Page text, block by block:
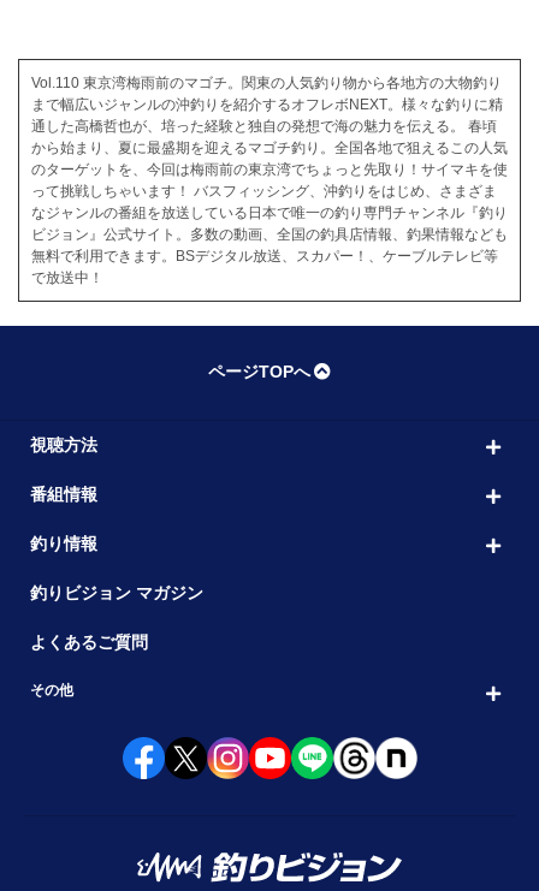
Vol.110 東京湾梅雨前のマゴチ。関東の人気釣り物から各地方の大物釣り
まで幅広いジャンルの沖釣りを紹介するオフレボNEXT。様々な釣りに精
通した高橋哲也が、培った経験と独自の発想で海の魅力を伝える。 春頃
から始まり、夏に最盛期を迎えるマゴチ釣り。全国各地で狙えるこの人気
のターゲットを、今回は梅雨前の東京湾でちょっと先取り！サイマキを使
って挑戦しちゃいます！ バスフィッシング、沖釣りをはじめ、さまざま
なジャンルの番組を放送している日本で唯一の釣り専門チャンネル『釣り
ビジョン』公式サイト。多数の動画、全国の釣具店情報、釣果情報なども
無料で利用できます。BSデジタル放送、スカパー！、ケーブルテレビ等
で放送中！
ページTOPへ
視聴方法
番組情報
釣り情報
釣りビジョン マガジン
よくあるご質問
その他